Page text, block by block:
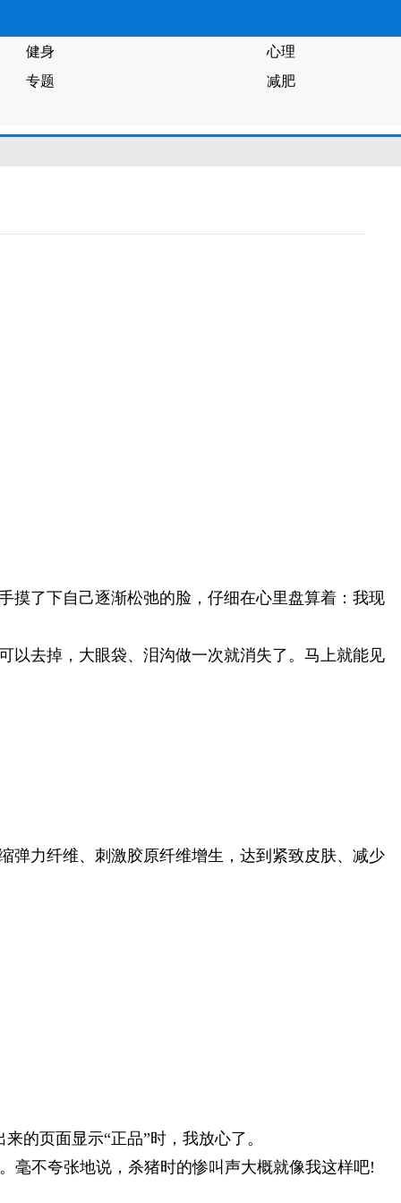
健身
心理
专题
减肥
摸了下自己逐渐松弛的脸，仔细在心里盘算着：我现
以去掉，大眼袋、泪沟做一次就消失了。马上就能见
弹力纤维、刺激胶原纤维增生，达到紧致皮肤、减少
的页面显示“正品”时，我放心了。
毫不夸张地说，杀猪时的惨叫声大概就像我这样吧!